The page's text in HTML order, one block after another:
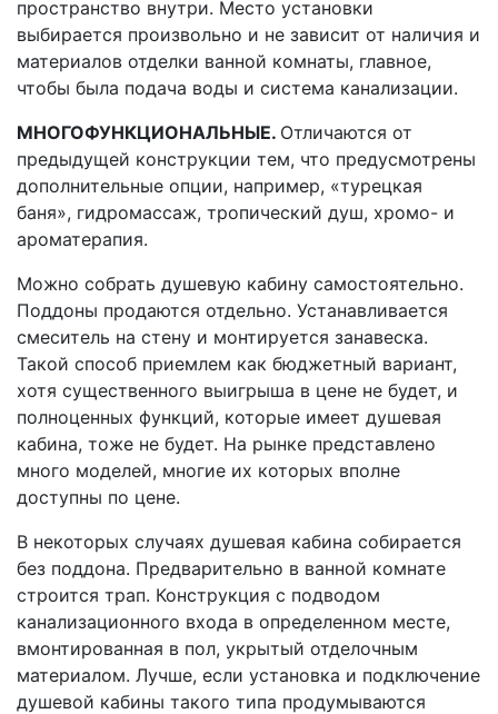
пространство внутри. Место установки
выбирается произвольно и не зависит от наличия и
материалов отделки ванной комнаты, главное,
чтобы была подача воды и система канализации.
МНОГОФУНКЦИОНАЛЬНЫЕ. Отличаются от
предыдущей конструкции тем, что предусмотрены
дополнительные опции, например, «турецкая
баня», гидромассаж, тропический душ, хромо- и
ароматерапия.
Можно собрать душевую кабину самостоятельно.
Поддоны продаются отдельно. Устанавливается
смеситель на стену и монтируется занавеска.
Такой способ приемлем как бюджетный вариант,
хотя существенного выигрыша в цене не будет, и
полноценных функций, которые имеет душевая
кабина, тоже не будет. На рынке представлено
много моделей, многие их которых вполне
доступны по цене.
В некоторых случаях душевая кабина собирается
без поддона. Предварительно в ванной комнате
строится трап. Конструкция с подводом
канализационного входа в определенном месте,
вмонтированная в пол, укрытый отделочным
материалом. Лучше, если установка и подключение
душевой кабины такого типа продумываются